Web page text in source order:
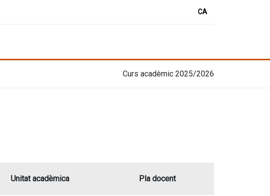
CA
Curs acadèmic 2025/2026
Unitat acadèmica Pla docent